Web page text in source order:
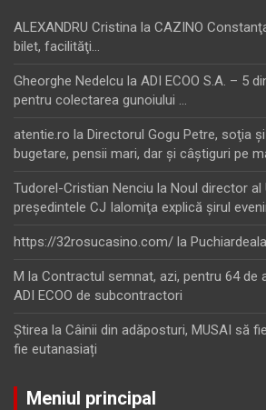
ALEXANDRU Cristina la CAZINO
bilet, facilităţi…
Gheorghe Nedelcu la ADI ECOO S.A. – 5
pentru colectarea gunoiului …
atentie.ro la Directorul Gogu Petre, soţia
bugetare, pensii mari, dar şi câştiguri pe
Tudorel-Cristian Nenciu la Noul director al
preşedintele CJ Ialomiţa explică şirul
https://32rosucasino.com/ la
M la Contractul semnat, azi, pentru 64 de
ADI ECOO de subcontractori
Ştirea la Câinii din adăposturi, MUSAI să
fie eutanasiați
Meniul principal